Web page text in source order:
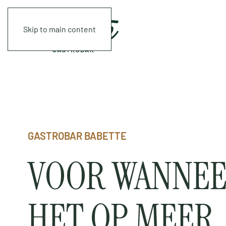
Skip to main content
GASTROBAR BABETTE
VOOR